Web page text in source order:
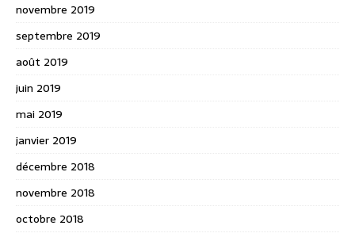
novembre 2019
septembre 2019
août 2019
juin 2019
mai 2019
janvier 2019
décembre 2018
novembre 2018
octobre 2018